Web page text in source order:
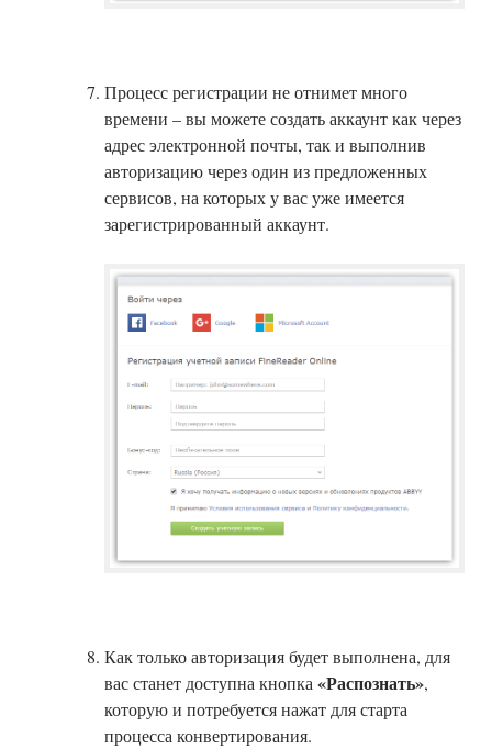
Процесс регистрации не отнимет много
времени – вы можете создать аккаунт как через
адрес электронной почты, так и выполнив
авторизацию через один из предложенных
сервисов, на которых у вас уже имеется
зарегистрированный аккаунт.
Как только авторизация будет выполнена, для
вас станет доступна кнопка«Распознать»,
которую и потребуется нажат для старта
процесса конвертирования.